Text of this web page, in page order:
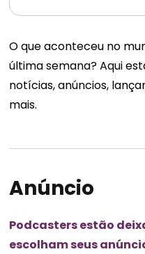
O que aconteceu no
última semana? Aqui
notícias, anúncios,
mais.
Anúncio
Podcasters estão
escolham seus